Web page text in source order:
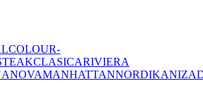
COLOUR-
CLASICARIVIERA
NOVAMANHATTANNORDIKANIZA